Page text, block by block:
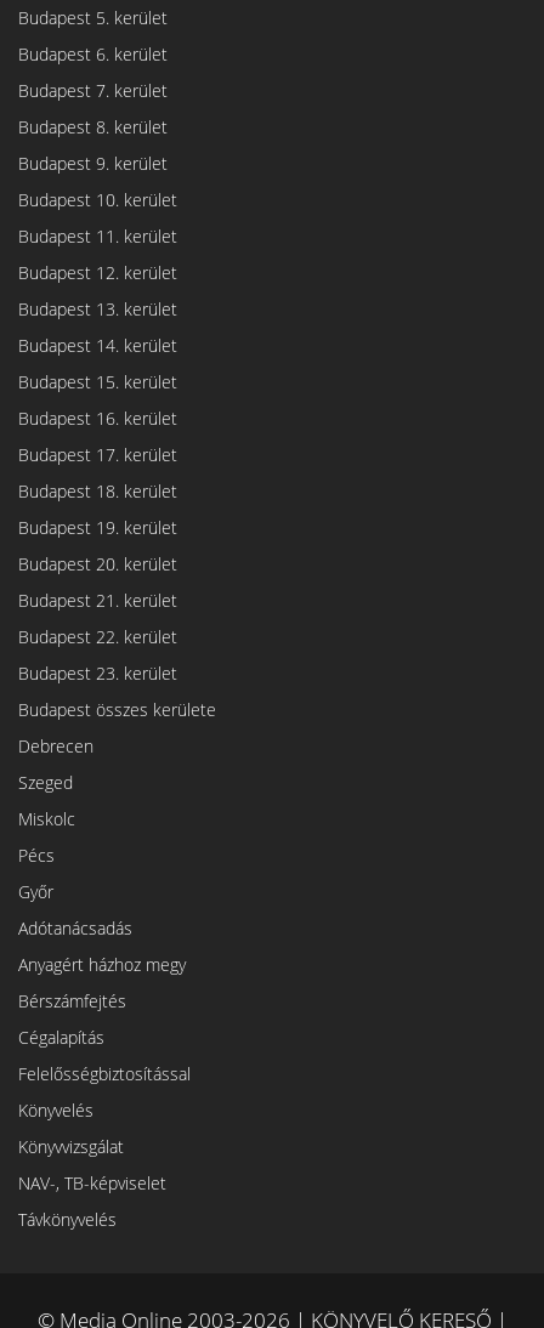
Budapest 5. kerület
Budapest 6. kerület
Budapest 7. kerület
Budapest 8. kerület
Budapest 9. kerület
Budapest 10. kerület
Budapest 11. kerület
Budapest 12. kerület
Budapest 13. kerület
Budapest 14. kerület
Budapest 15. kerület
Budapest 16. kerület
Budapest 17. kerület
Budapest 18. kerület
Budapest 19. kerület
Budapest 20. kerület
Budapest 21. kerület
Budapest 22. kerület
Budapest 23. kerület
Budapest összes kerülete
Debrecen
Szeged
Miskolc
Pécs
Győr
Adótanácsadás
Anyagért házhoz megy
Bérszámfejtés
Cégalapítás
Felelősségbiztosítással
Könyvelés
Könyvvizsgálat
NAV-, TB-képviselet
Távkönyvelés
© Media Online 2003-2026 | KÖNYVELŐ KERESŐ |